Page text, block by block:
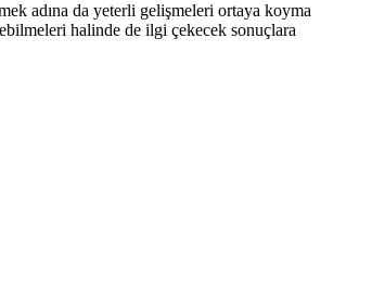
adına da yeterli gelişmeleri ortaya koyma
halinde de ilgi çekecek sonuçlara